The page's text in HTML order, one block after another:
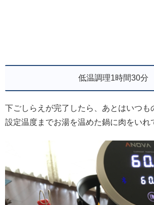
低温調理1時間30分
下ごしらえが完了したら、あとはいつも
設定温度までお湯を温めた鍋に肉をいれ